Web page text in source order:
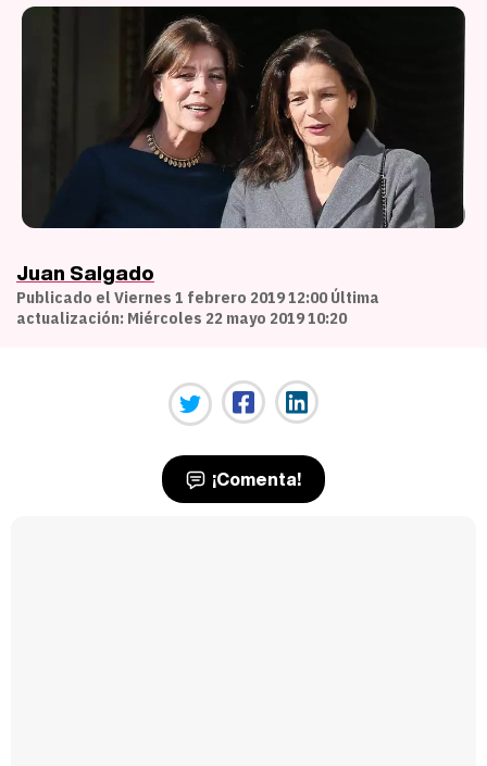
Juan Salgado
Publicado el Viernes 1 febrero 2019 12:00 Última
actualización: Miércoles 22 mayo 2019 10:20
¡Comenta!